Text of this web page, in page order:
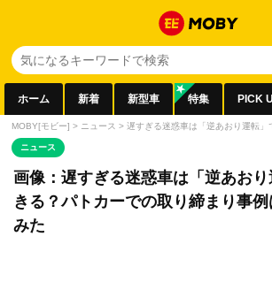
ホーム 新着 新型車 特集 PICK
MOBY[モビー] > ニュース > 遅すぎる迷惑車は「逆あおり運転
ニュース
画像：遅すぎる迷惑車は「逆あお
きる？パトカーでの取り締まり事
みた